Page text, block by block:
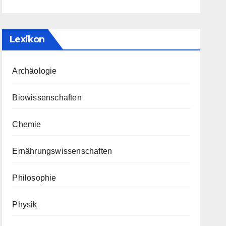
Lexikon
Archäologie
Biowissenschaften
Chemie
Ernährungswissenschaften
Philosophie
Physik